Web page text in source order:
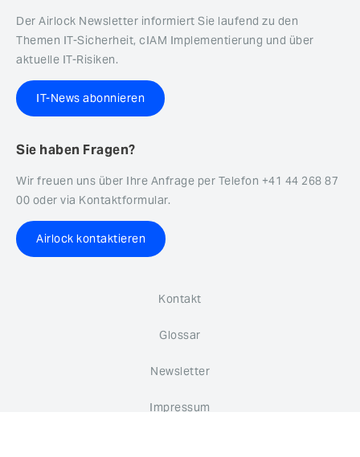
Der Airlock Newsletter informiert Sie laufend zu den
Themen IT-Sicherheit, cIAM Implementierung und über
aktuelle IT-Risiken.
IT-News abonnieren
Sie haben Fragen?
Wir freuen uns über Ihre Anfrage per Telefon +41 44 268 87
00 oder via Kontaktformular.
Airlock kontaktieren
Kontakt
Glossar
Newsletter
Impressum